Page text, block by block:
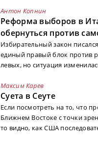
Антон Копнин
Реформа выборов в
обернуться против
Избирательный закон
единый правый блок против
левых, но ситуация
Максим Карев
Суета в Сеуте
Если посмотреть на то, что
Ближнем Востоке с точки
то видно, как США